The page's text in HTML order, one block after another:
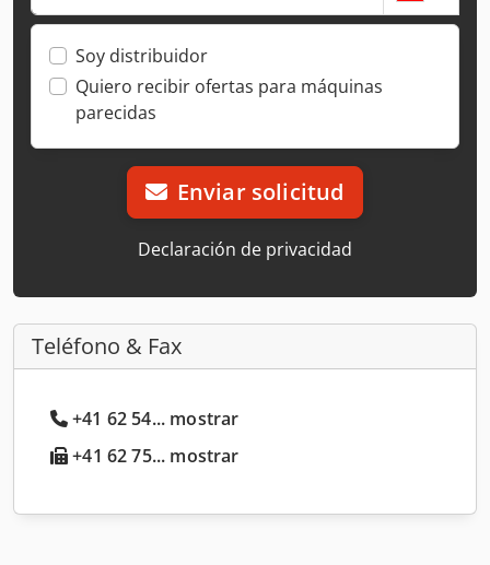
Soy distribuidor
Quiero recibir ofertas para máquinas
parecidas
Enviar solicitud
Declaración de privacidad
Teléfono & Fax
+41 62 54... mostrar
+41 62 75... mostrar